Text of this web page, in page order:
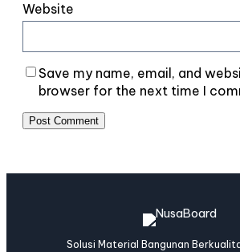
Website
Save my name, email, and
browser for the next time I
Solusi Material Bangunan